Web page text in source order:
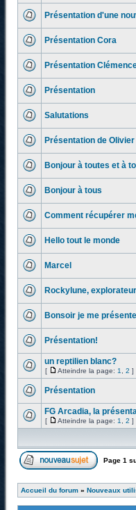
Présentation d'une
Présentation Cora
Présentation
Présentation
Salutations
Présentation de Olivier
Bonjour à toutes et à
Bonjour à tous
Comment récupérer
Hello tout le monde
Marcel
Rockylune,
Bonsoir je me présente
Présentation!
un reptilien blanc?
[ Atteindre la page: 1 2 ]
Présentation
FG Arcadia, la
[ Atteindre la page: 1 2 ]
Page 1
Accueil du forum » Nouveaux